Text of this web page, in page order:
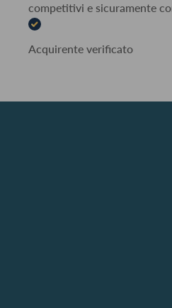
competitivi e sicuramente
Acquirente verificato